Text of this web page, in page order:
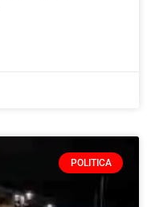
POLITICA